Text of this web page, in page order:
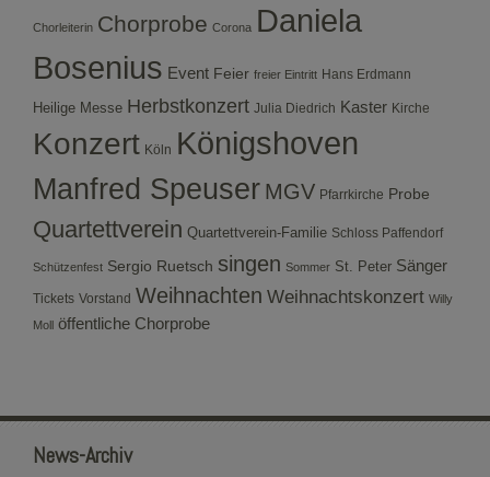
Chorleiterin Chorprobe Corona Daniela
Bosenius Event Feier freier Eintritt Hans Erdmann
Heilige Messe Herbstkonzert Julia Diedrich Kaster Kirche
Konzert Köln Königshoven
Manfred Speuser MGV Pfarrkirche Probe
Quartettverein Quartettverein-Familie Schloss Paffendorf
Schützenfest Sergio Ruetsch singen Sommer St. Peter Sänger
Tickets Vorstand Weihnachten Weihnachtskonzert Willy
Moll öffentliche Chorprobe
News-Archiv